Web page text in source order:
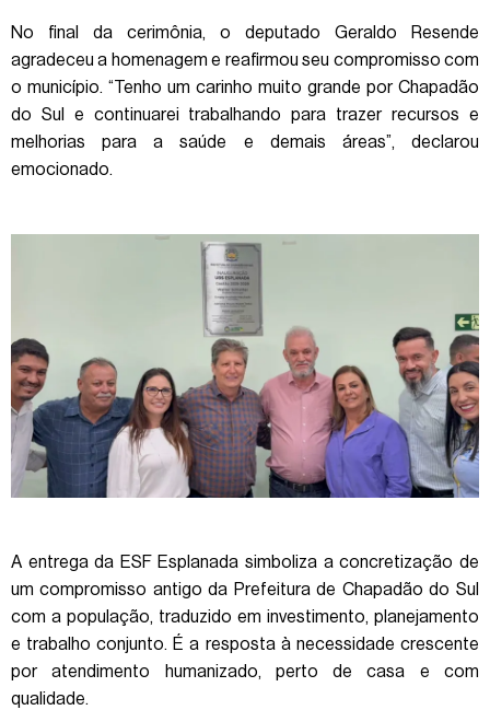
No final da cerimônia, o deputado Geraldo Resende
agradeceu a homenagem e reafirmou seu compromisso com
o município. “Tenho um carinho muito grande por Chapadão
do Sul e continuarei trabalhando para trazer recursos e
melhorias para a saúde e demais áreas”, declarou
emocionado.
A entrega da ESF Esplanada simboliza a concretização de
um compromisso antigo da Prefeitura de Chapadão do Sul
com a população, traduzido em investimento, planejamento
e trabalho conjunto. É a resposta à necessidade crescente
por atendimento humanizado, perto de casa e com
qualidade.